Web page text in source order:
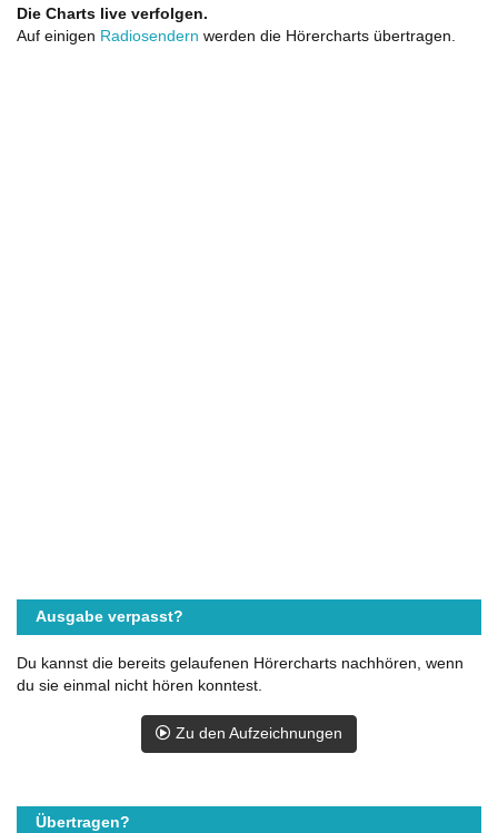
Die Charts live verfolgen.
Auf einigen Radiosendern werden die Hörercharts übertragen.
Ausgabe verpasst?
Du kannst die bereits gelaufenen Hörercharts nachhören, wenn
du sie einmal nicht hören konntest.
Zu den Aufzeichnungen
Übertragen?